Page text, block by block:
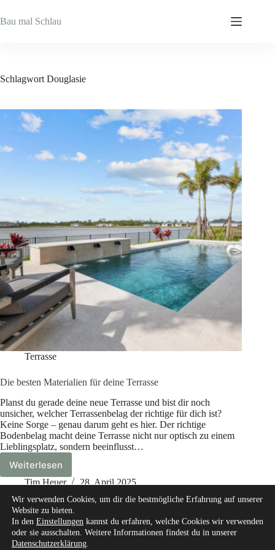
Inhalt
springen
Bau mal Schlau
Schlagwort Douglasie
Terrasse
Die besten Materialien für deine Terrasse
Planst du gerade deine neue Terrasse und bist dir noch
unsicher, welcher Terrassenbelag der richtige für dich ist?
Keine Sorge – genau darum geht es hier. Der richtige
Bodenbelag macht deine Terrasse nicht nur optisch zu einem
Lieblingsplatz, sondern beeinflusst…
Weiterlesen
Die
besten
für
deine
Terrasse
Tim Heuer 28. April 2025
Start Über mich
Wir verwenden Cookies, um dir die bestmögliche Erfahrung auf unserer
Website zu bieten.
In den Einstellungen kannst du erfahren, welche Cookies wir verwenden
oder sie ausschalten. Weitere Informationen findest du in unserer
Datenschutzerklärung.